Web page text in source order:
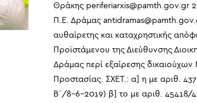
Θράκης periferiarxis@pamth.gov.gr
Π.Ε. Δράμας
αυθαίρετης και καταχρηστικής
Προϊστάμενου της Διεύθυνσης
Δράμας περί εξαίρεσης
Προστασίας. ΣΧΕΤ.: α] η με αριθ.
Β΄/8-6-2019) β] το με αριθ. 45418/